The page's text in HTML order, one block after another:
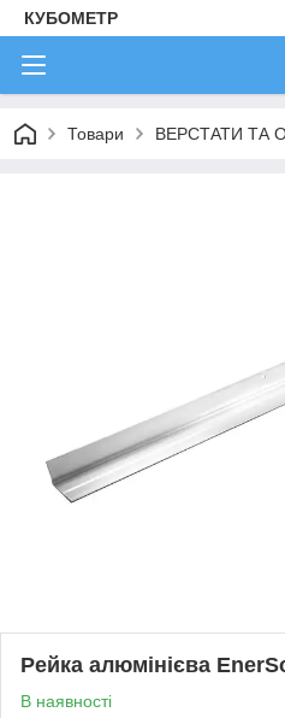
КУБОМЕТР
Товари ВЕРСТАТИ ТА
Рейка алюмінієва
В наявності